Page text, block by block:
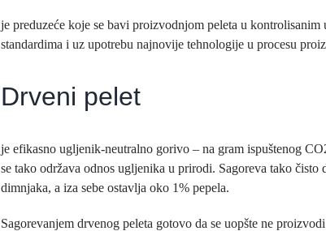
je preduzeće koje se bavi proizvodnjom peleta u kontrolisanim
standardima i uz upotrebu najnovije tehnologije u procesu
Drveni pelet
je efikasno ugljenik-neutralno gorivo – na gram ispuštenog
se tako održava odnos ugljenika u prirodi. Sagoreva tako
dimnjaka, a iza sebe ostavlja oko 1% pepela.
Sagorevanjem drvenog peleta gotovo da se uopšte ne